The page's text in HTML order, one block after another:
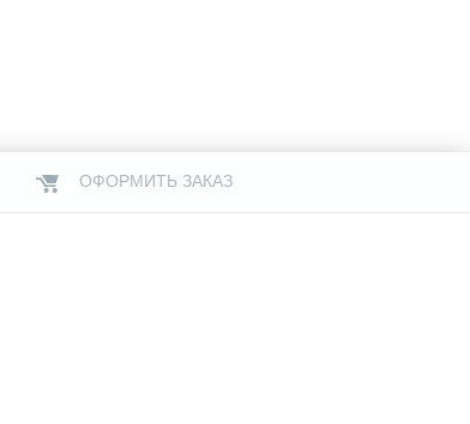
ОФОРМИТЬ ЗАКАЗ